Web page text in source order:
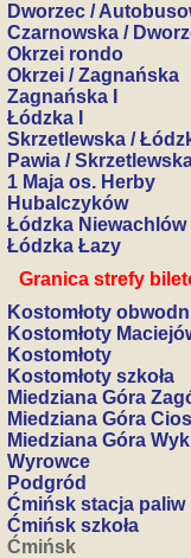
Dworzec /
Czarnowska /
Okrzei rondo
Okrzei / Zagnańska
Zagnańska I
Łódzka I
Skrzetlewska /
Pawia /
1 Maja os. Herby
Hubalczyków
Łódzka Niewachlów
Łódzka Łazy
Granica strefy
Kostomłoty
Kostomłoty
Kostomłoty
Kostomłoty szkoła
Miedziana Góra
Miedziana Góra
Miedziana Góra
Wyrowce
Podgród
Ćmińsk stacja paliw
Ćmińsk szkoła
Ćmińsk